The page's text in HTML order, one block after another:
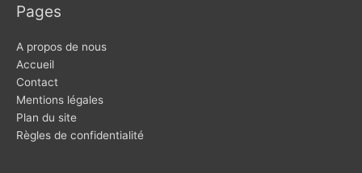
Pages
A propos de nous
Accueil
Contact
Mentions légales
Plan du site
Règles de confidentialité